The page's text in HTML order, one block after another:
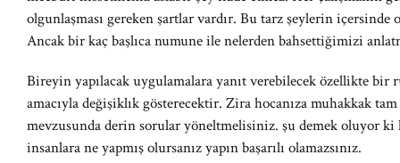
olgunlaşması gereken şartlar vardır. Bu tarz şeylerin içersinde
Ancak bir kaç başlıca numune ile nelerden bahsettiğimizi
Bireyin yapılacak uygulamalara yanıt verebilecek özellikte bir
amacıyla değişiklık gösterecektir. Zira hocanıza muhakkak
mevzusunda derin sorular yöneltmelisiniz. şu demek oluyor ki
insanlara ne yapmış olursanız yapın başarılı olamazsınız.